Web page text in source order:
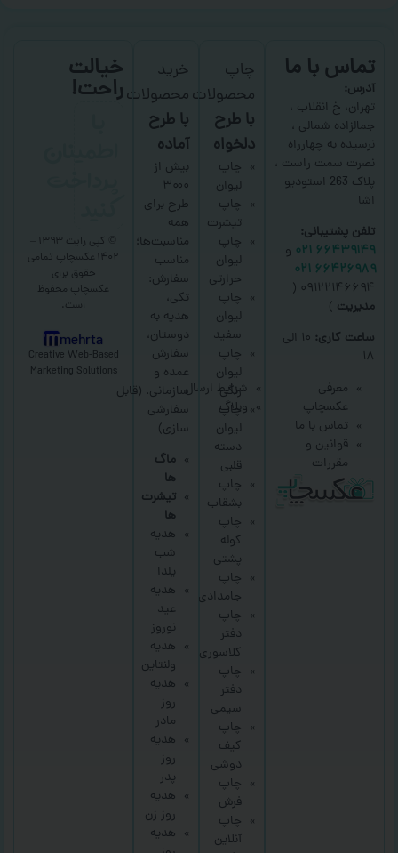
تماس با ما
آدرس:
تهران، خ انقلاب ،
جمالزاده شمالی ،
نرسیده به چهارراه
نصرت سمت راست ،
پلاک 263 استودیو
اشا
تلفن پشتیبانی:
۶۶۴۳۹۱۴۹ ۰۲۱
و
۶۶۴۲۶۹۸۹ ۰۲۱
۰۹۱۲۲۱۴۶۶۹۴ (
مدیریت )
ساعت کاری:
۱۰ الی
۱۸
معرفی
عکسچاپ
تماس با ما
قوانین و
مقررات
شرایط ارسال
وبلاگ
چاپ
محصولات
با طرح
دلخواه
چاپ
لیوان
چاپ
تیشرت
چاپ
لیوان
حرارتی
چاپ
لیوان
سفید
چاپ
لیوان
رنگی
چاپ
لیوان
دسته
قلبی
چاپ
بشقاب
چاپ
کوله
پشتی
چاپ
جامدادی
چاپ
دفتر
کلاسوری
چاپ
دفتر
سیمی
چاپ
کیف
دوشی
چاپ
فرش
چاپ
آنلاین
خرید
محصولات
با طرح
آماده
بیش از
۳۰۰۰
طرح برای
همه
مناسبت‌ها؛
مناسب
سفارش:
تکی،
هدیه به
دوستان،
سفارش
عمده و
سازمانی. (قابل
سفارشی
سازی)
ماگ
ها
تیشرت
ها
هدیه
شب
یلدا
هدیه
عید
نوروز
هدیه
ولنتاین
هدیه
روز
مادر
هدیه
روز
پدر
هدیه
روز زن
هدیه
خیالت
راحت!
۱۴۰۲ عکسچاپ
تمامی
حقوق برای
عکسچاپ محفوظ
است.
mehrta
Creative Web-Based
Marketing Solutions